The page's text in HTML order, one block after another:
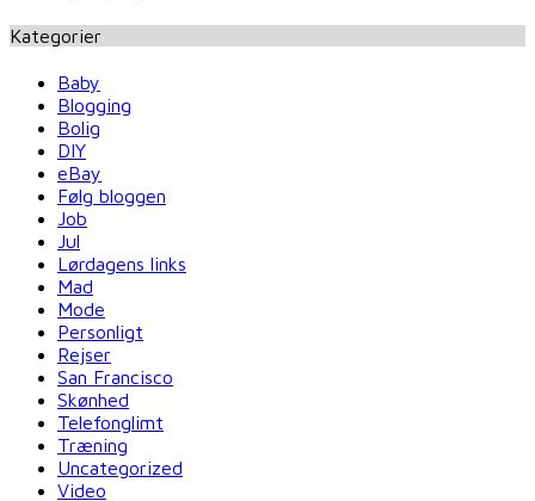
Kategorier
Baby
Blogging
Bolig
DIY
eBay
Følg bloggen
Job
Jul
Lørdagens links
Mad
Mode
Personligt
Rejser
San Francisco
Skønhed
Telefonglimt
Træning
Uncategorized
Video